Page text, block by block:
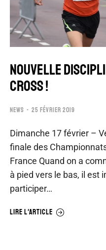
NOUVELLE
CROSS !
NEWS 25 FÉVRIER 2019
Dimanche 17 février –
finale des
France Quand on a
à pied vers le bas, il est
participer…
LIRE L'ARTICLE